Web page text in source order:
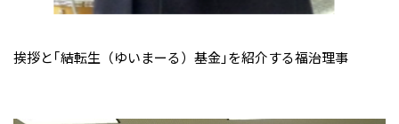
挨拶と｢結転生（ゆいまーる）基金｣を紹介する福治理事